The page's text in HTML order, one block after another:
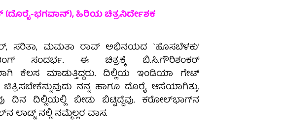
ಭಗವಾನ್‌), ಹಿರಿಯ ಚಿತ್ರನಿರ್ದೇಶಕ
ಸರಿತಾ, ಮಮತಾ ರಾವ್ ಅಭಿನಯದ `ಹೊಸಬೆಳಕು’
ಸಂದರ್ಭ. ಈ ಚಿತ್ರಕ್ಕೆ ಬಿ.ಸಿ.ಗೌರಿಶಂಕರ್
ಕೆಲಸ ಮಾಡುತ್ತಿದ್ದರು. ದಿಲ್ಲಿಯ ಇಂಡಿಯಾ ಗೇಟ್
ನನ್ನ ಹಾಗೂ ದೊರೈ ಆಸೆಯಾಗಿತ್ತು.
ದಿನ ದಿಲ್ಲಿಯಲ್ಲಿ ಬೀಡು ಬಿಟ್ಟಿದ್ದೆವು. ಕರೋಲ್‍ಭಾಗ್‍ನ
ಲಾಡ್ಜ್‌ ನಲ್ಲಿ ನಮ್ಮೆಲ್ಲರ ವಾಸ.